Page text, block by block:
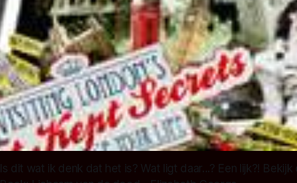
Is dit wat ik denk dat het is? Wat ligt daar...? Een lijk?!